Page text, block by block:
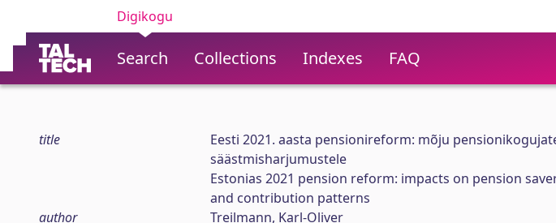
Digikogu
Search Collections Indexes FAQ
title
Eesti 2021. aasta pensionireform: mõju
säästmisharjumustele
Estonias 2021 pension reform: impacts on pension
and contribution patterns
author
Treilmann, Karl-Oliver